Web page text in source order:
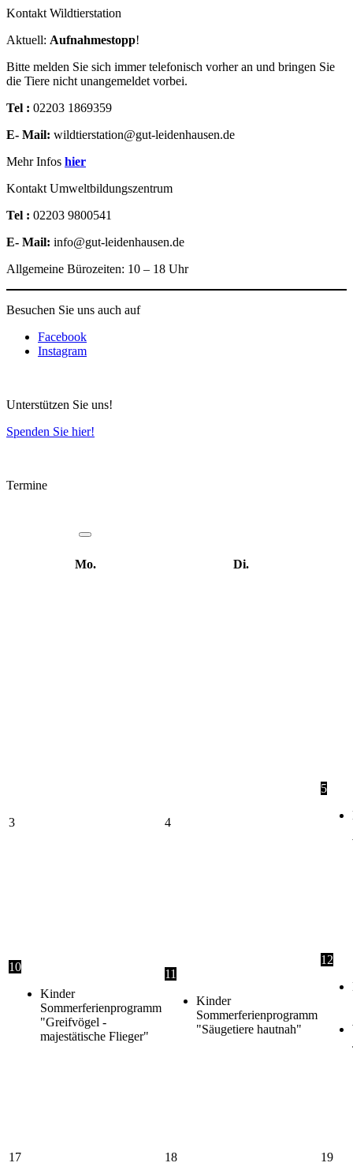
Kontakt Wildtierstation
Aktuell: Aufnahmestopp!
Bitte melden Sie sich immer telefonisch vorher an und bringen Sie
die Tiere nicht unangemeldet vorbei.
Tel : 02203 1869359
E- Mail: wildtierstation@gut-leidenhausen.de
Mehr Infos hier
Kontakt Umweltbildungszentrum
Tel : 02203 9800541
E- Mail: info@gut-leidenhausen.de
Allgemeine Bürozeiten: 10 – 18 Uhr
Besuchen Sie uns auch auf
Facebook
Instagram
Unterstützen Sie uns!
Spenden Sie hier!
Termine
Mo. Di.
3 4
5
10
Kinder
Sommerferienprogramm
"Greifvögel -
majestätische Flieger"
11
Kinder
Sommerferienprogramm
"Säugetiere hautnah"
12
17 18 19